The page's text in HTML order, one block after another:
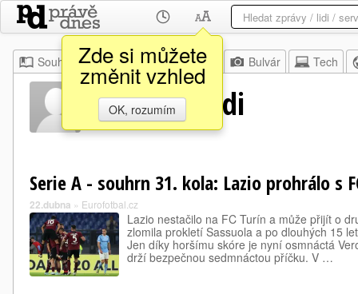
Zde si můžete
změnit vzhled
OK, rozumím
Souhrn Moje Z domova Bulvár Tech
Simone Verdi
Serie A - souhrn 31. kola: Lazio prohrálo s
22.dubna » Eurofotbal.cz
Lazio nestačilo na FC Turín a může přijít o
zlomila prokletí Sassuola a po dlouhých 15
Jen díky horšímu skóre je nyní osmnáctá
drží bezpečnou sedmnáctou příčku. V …